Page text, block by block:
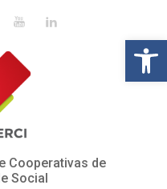
Cooperativas de
Social